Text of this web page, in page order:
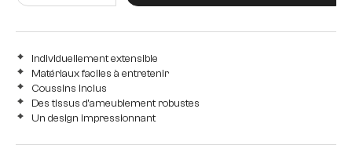
Individuellement extensible
Matériaux faciles à entretenir
Coussins inclus
Des tissus d'ameublement robustes
Un design impressionnant